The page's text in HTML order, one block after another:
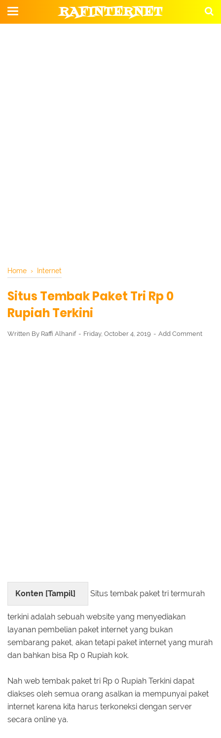
RAFINTERNET
Home › Internet
Situs Tembak Paket Tri Rp 0
Rupiah Terkini
Written By Raffi Alhanif Friday, October 4, 2019 Add Comment
Konten [Tampil] Situs tembak paket tri termurah
terkini adalah sebuah website yang menyediakan
layanan pembelian paket internet yang bukan
sembarang paket, akan tetapi paket internet yang murah
dan bahkan bisa Rp 0 Rupiah kok.
Nah web tembak paket tri Rp 0 Rupiah Terkini dapat
diakses oleh semua orang asalkan ia mempunyai paket
internet karena kita harus terkoneksi dengan server
secara online ya.